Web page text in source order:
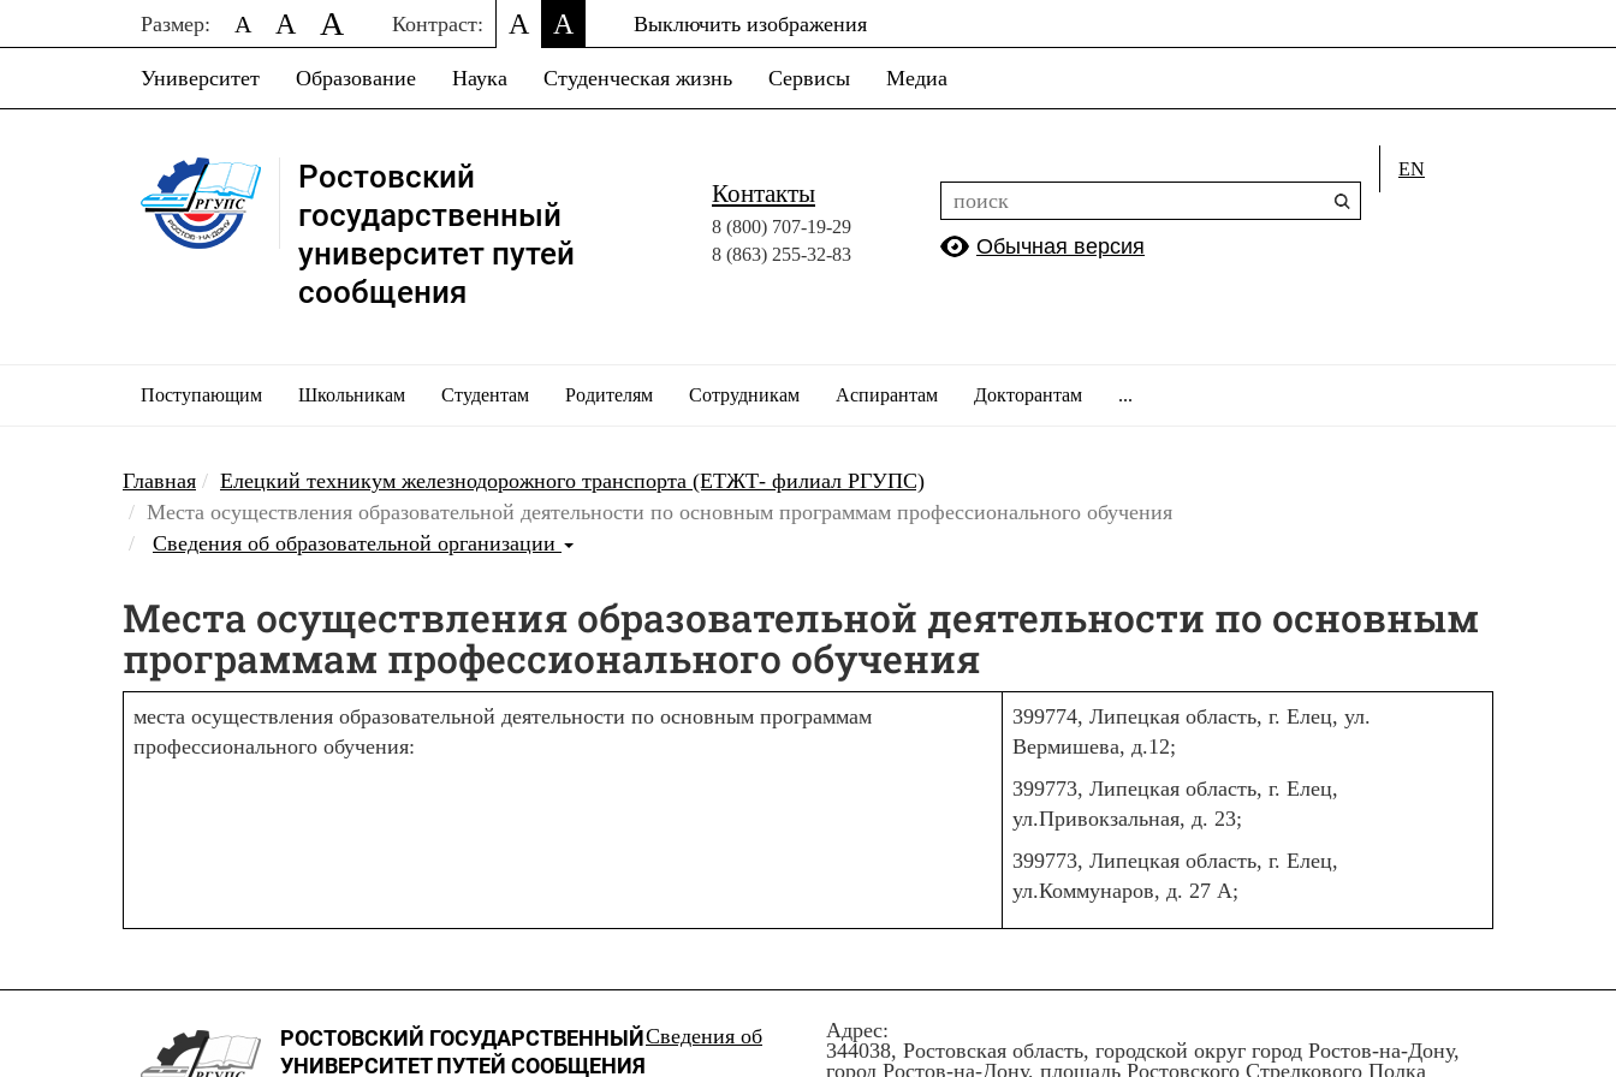
Размер: A A A Контраст: A A Выключить изображения
Университет Образование Наука Студенческая жизнь Сервисы Медиа
EN
Ростовский
государственный
университет путей
сообщения
Контакты
8 (800) 707-19-29
8 (863) 255-32-83 Обычная версия
Поступающим Школьникам Студентам Родителям Сотрудникам Аспирантам Докторантам ...
Главная
Елецкий техникум железнодорожного транспорта (ЕТЖТ- филиал РГУПС)
Места осуществления образовательной деятельности по основным программам профессионального обучения
Сведения об образовательной организации
Места осуществления образовательной деятельности по основным
программам профессионального обучения
места осуществления образовательной деятельности по основным программам
профессионального обучения:
399774, Липецкая область, г. Елец, ул.
Вермишева, д.12;
399773, Липецкая область, г. Елец,
ул.Привокзальная, д. 23;
399773, Липецкая область, г. Елец,
ул.Коммунаров, д. 27 А;
РОСТОВСКИЙ ГОСУДАРСТВЕННЫЙ
УНИВЕРСИТЕТ ПУТЕЙ СООБЩЕНИЯ
Сведения об
Адрес:
344038, Ростовская область, городской округ город Ростов-на-Дону,
город Ростов-на-Дону, площадь Ростовского Стрелкового Полка